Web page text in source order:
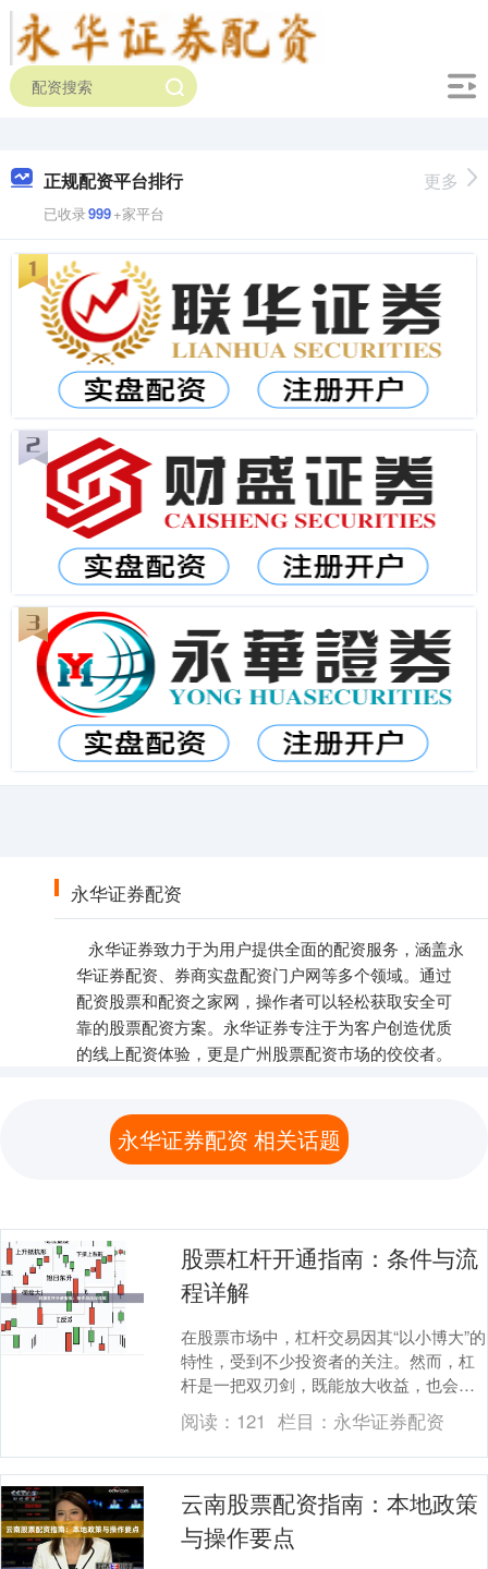
正规配资平台排行
已收录999+家平台
更多
永华证券配资
永华证券致力于为用户提供全面的配资服务，涵盖永
华证券配资、券商实盘配资门户网等多个领域。通过
配资股票和配资之家网，操作者可以轻松获取安全可
靠的股票配资方案。永华证券专注于为客户创造优质
的线上配资体验，更是广州股票配资市场的佼佼者。
永华证券配资 相关话题
股票杠杆开通指南：条件与流
程详解
在股票市场中，杠杆交易因其“以小博大”的
特性，受到不少投资者的关注。然而，杠
杆是一把双刃剑，既能放大收益，也会加
剧亏损。因此，在开通杠杆业务前，必须
充分了解其条....
阅读： 121 栏目： 永华证券配资
云南股票配资指南：本地政策
与操作要点